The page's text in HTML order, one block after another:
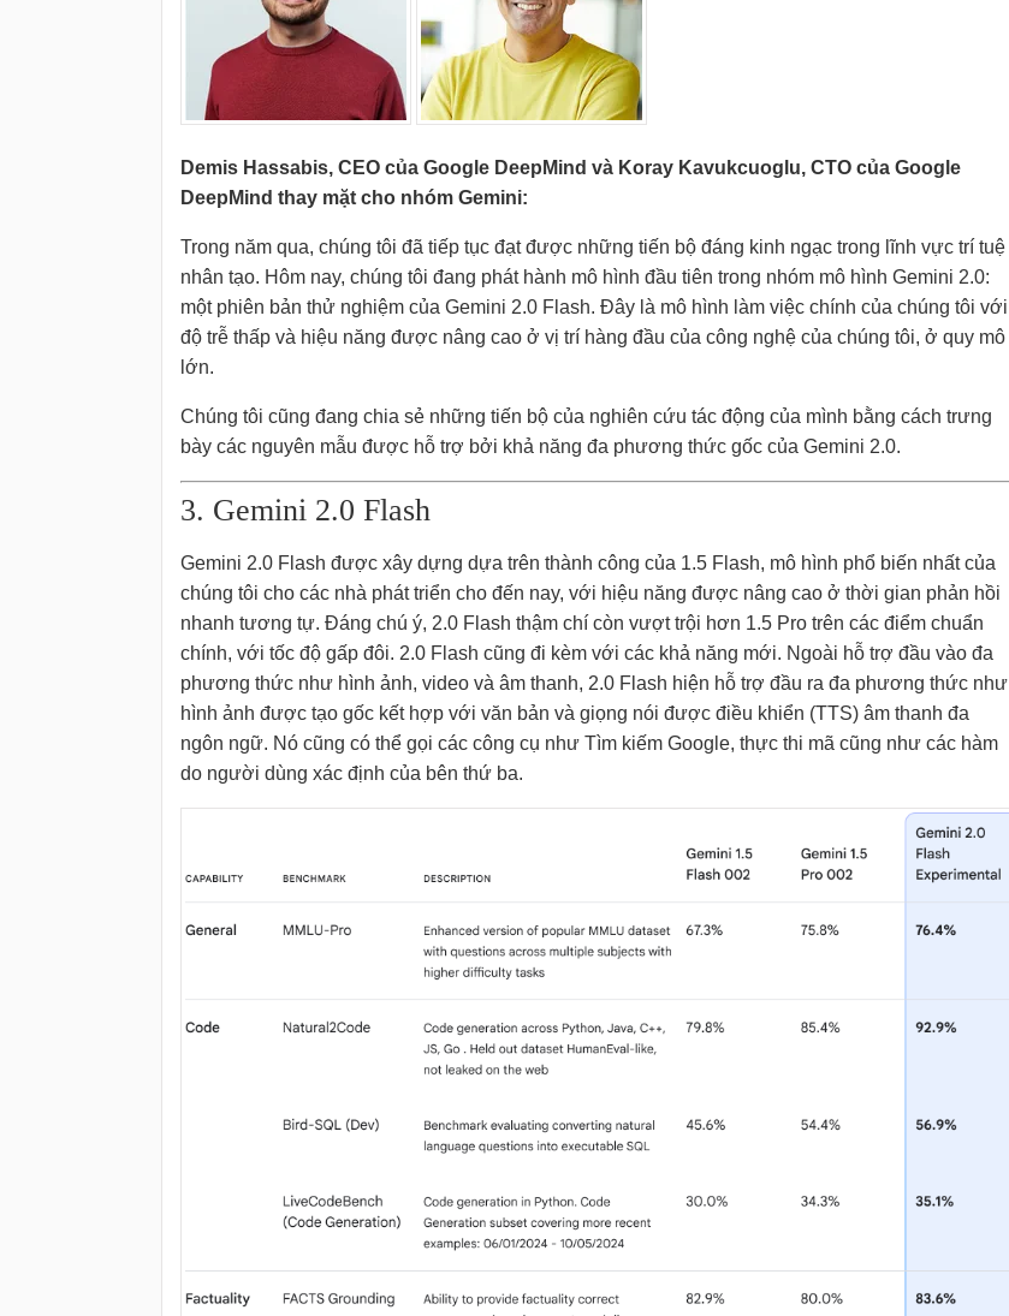
Demis Hassabis, CEO của Google DeepMind và Koray Kavukcuoglu, CTO của Google
DeepMind thay mặt cho nhóm Gemini:
Trong năm qua, chúng tôi đã tiếp tục đạt được những tiến bộ đáng kinh ngạc trong lĩnh vực trí tuệ
nhân tạo. Hôm nay, chúng tôi đang phát hành mô hình đầu tiên trong nhóm mô hình Gemini 2.0:
một phiên bản thử nghiệm của Gemini 2.0 Flash. Đây là mô hình làm việc chính của chúng tôi với
độ trễ thấp và hiệu năng được nâng cao ở vị trí hàng đầu của công nghệ của chúng tôi, ở quy mô
lớn.
Chúng tôi cũng đang chia sẻ những tiến bộ của nghiên cứu tác động của mình bằng cách trưng
bày các nguyên mẫu được hỗ trợ bởi khả năng đa phương thức gốc của Gemini 2.0.
3. Gemini 2.0 Flash
Gemini 2.0 Flash được xây dựng dựa trên thành công của 1.5 Flash, mô hình phổ biến nhất của
chúng tôi cho các nhà phát triển cho đến nay, với hiệu năng được nâng cao ở thời gian phản hồi
nhanh tương tự. Đáng chú ý, 2.0 Flash thậm chí còn vượt trội hơn 1.5 Pro trên các điểm chuẩn
chính, với tốc độ gấp đôi. 2.0 Flash cũng đi kèm với các khả năng mới. Ngoài hỗ trợ đầu vào đa
phương thức như hình ảnh, video và âm thanh, 2.0 Flash hiện hỗ trợ đầu ra đa phương thức như
hình ảnh được tạo gốc kết hợp với văn bản và giọng nói được điều khiển (TTS) âm thanh đa
ngôn ngữ. Nó cũng có thể gọi các công cụ như Tìm kiếm Google, thực thi mã cũng như các hàm
do người dùng xác định của bên thứ ba.